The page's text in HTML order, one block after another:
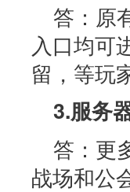
答：原
入口均可
留，等玩
3.服务
答：更
战场和公